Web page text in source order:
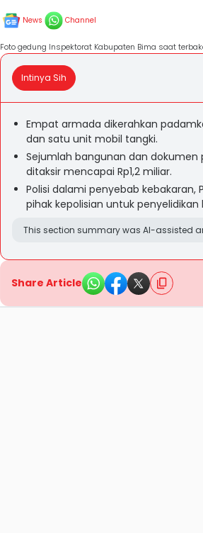
News Channel
Foto gedung Inspektorat Kabupaten Bima saat
Intinya Sih
Empat armada dikerahkan
dan satu unit mobil tangki.
Sejumlah bangunan dan
ditaksir mencapai Rp1,2 miliar.
Polisi dalami penyebab kebakaran,
pihak kepolisian untuk penyelidikan
This section summary was AI-assisted
Share Article